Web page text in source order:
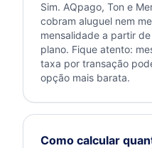
Sim. AQpago, Ton e
cobram aluguel nem
mensalidade a partir
plano. Fique atento:
taxa por transação
opção mais barata.
Como calcular